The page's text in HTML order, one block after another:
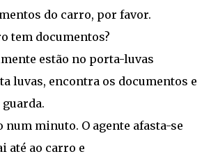
do carro, por favor.
tem documentos?
estão no porta-luvas
luvas, encontra os documentos e
num minuto. O agente afasta-se
até ao carro e